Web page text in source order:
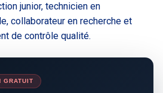
junior, technicien en
collaborateur en recherche et
de contrôle qualité.
GRATUIT